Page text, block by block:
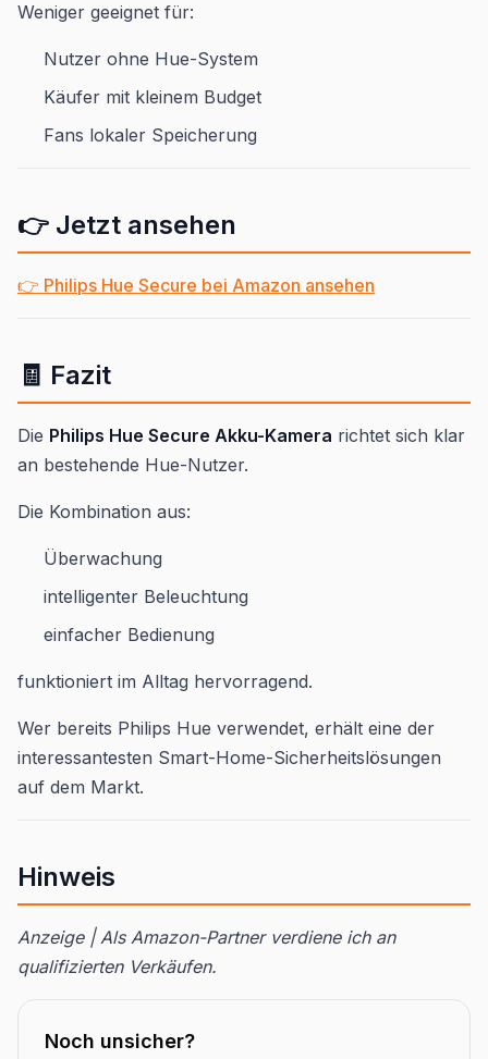
Weniger geeignet für:
Nutzer ohne Hue-System
Käufer mit kleinem Budget
Fans lokaler Speicherung
👉 Jetzt ansehen
👉 Philips Hue Secure bei Amazon ansehen
🧾 Fazit
Die Philips Hue Secure Akku-Kamera richtet sich klar
an bestehende Hue-Nutzer.
Die Kombination aus:
Überwachung
intelligenter Beleuchtung
einfacher Bedienung
funktioniert im Alltag hervorragend.
Wer bereits Philips Hue verwendet, erhält eine der
interessantesten Smart-Home-Sicherheitslösungen
auf dem Markt.
Hinweis
Anzeige | Als Amazon-Partner verdiene ich an
qualifizierten Verkäufen.
Noch unsicher?